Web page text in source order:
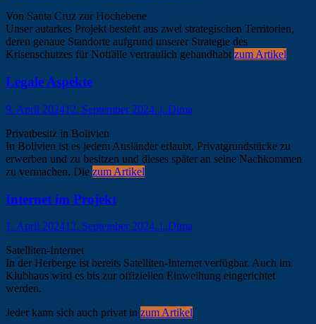
Von Santa Cruz zur Hochebene
Unser autarkes Projekt besteht aus zwei strategischen Territorien,
deren genaue Standorte aufgrund unserer Strategie des
Krisenschutzes für Notfälle vertraulich gehandhabt zum Artikel
Legale Aspekte
9. April 202412. September 2024..|..Dima
Privatbesitz in Bolivien
In Bolivien ist es jedem Ausländer erlaubt, Privatgrundstücke zu
erwerben und zu besitzen und dieses später an seine Nachkommen
zu vermachen. Die zum Artikel
Internet im Projekt
1. April 202412. September 2024..|..Dima
Satelliten-Internet
In der Herberge ist bereits Satelliten-Internet verfügbar. Auch im
Klubhaus wird es bis zur offiziellen Einweihung eingerichtet
werden.
Jeder kann sich auch privat in zum Artikel